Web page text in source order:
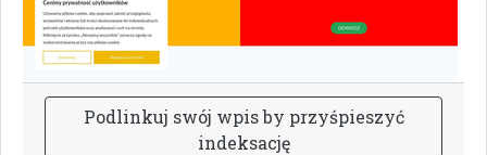
Podlinkuj swój wpisby przyśpieszyć
indeksację